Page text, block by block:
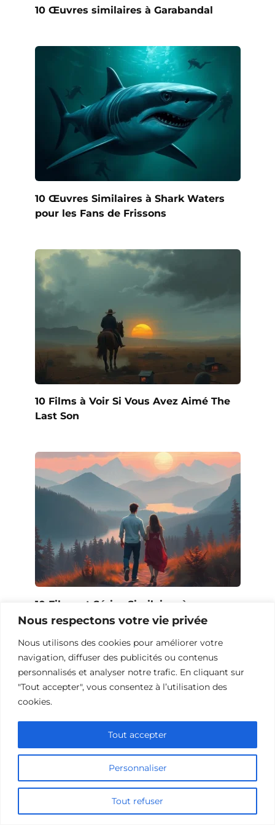
Nous respectons votre vie privée
Nous utilisons des cookies pour améliorer votre
navigation, diffuser des publicités ou contenus
personnalisés et analyser notre trafic. En cliquant sur
"Tout accepter", vous consentez à l’utilisation des
cookies.
Personnaliser
Tout refuser
Tout accepter
10 Œuvres similaires à Garabandal
10 Œuvres Similaires à Shark Waters
pour les Fans de Frissons
10 Films à Voir Si Vous Avez Aimé The
Last Son
10 Films et Séries Similaires à
Opération Love
10 Œuvres Similaires à Urban Racer